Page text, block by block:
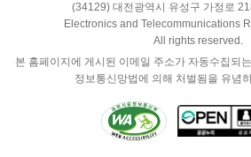
(34129) 대전광역시 유성구 가정로
Electronics and Telecommunications
All rights reserved.
본 홈페이지에 게시된 이메일 주소가 자동수집되
정보통신망법에 의해 처벌됨을 유념